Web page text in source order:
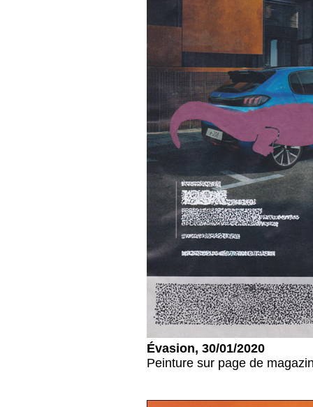
Évasion, 30/01/2020
Peinture sur page de